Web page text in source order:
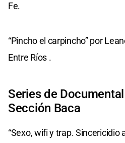
Fe.
“Pincho el carpincho” por
Entre Ríos .
Series de
Sección Baca
“Sexo, wifi y trap. Sincericidio